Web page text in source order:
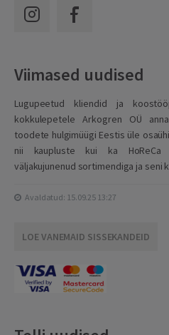
Viimased uudised
Lugupeetud kliendid ja
kokkulepetele Arkogren OÜ
toodete hulgimüügi Eestis üle
nii kaupluste kui ka HoReCa
väljakujunenud sortimendiga ja seni
Avaldatud: 15.09.25 13:27
LOE VANEMAID SISSEKANDEID